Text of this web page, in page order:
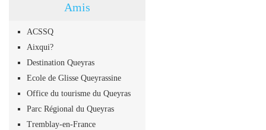
Amis
ACSSQ
Aixqui?
Destination Queyras
Ecole de Glisse Queyrassine
Office du tourisme du Queyras
Parc Régional du Queyras
Tremblay-en-France